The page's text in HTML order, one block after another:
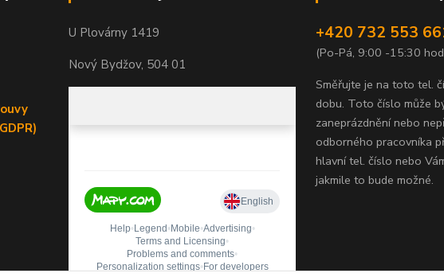
U Plovárny 1419
Nový Bydžov, 504 01
+420 732 553
(Po-Pá, 9:00 -15:30
Směřujte je na toto tel.
dobu. Toto číslo může
zaneprázdnění nebo
odborného pracovníka
hlavní tel. číslo nebo
jakmile to bude možné.